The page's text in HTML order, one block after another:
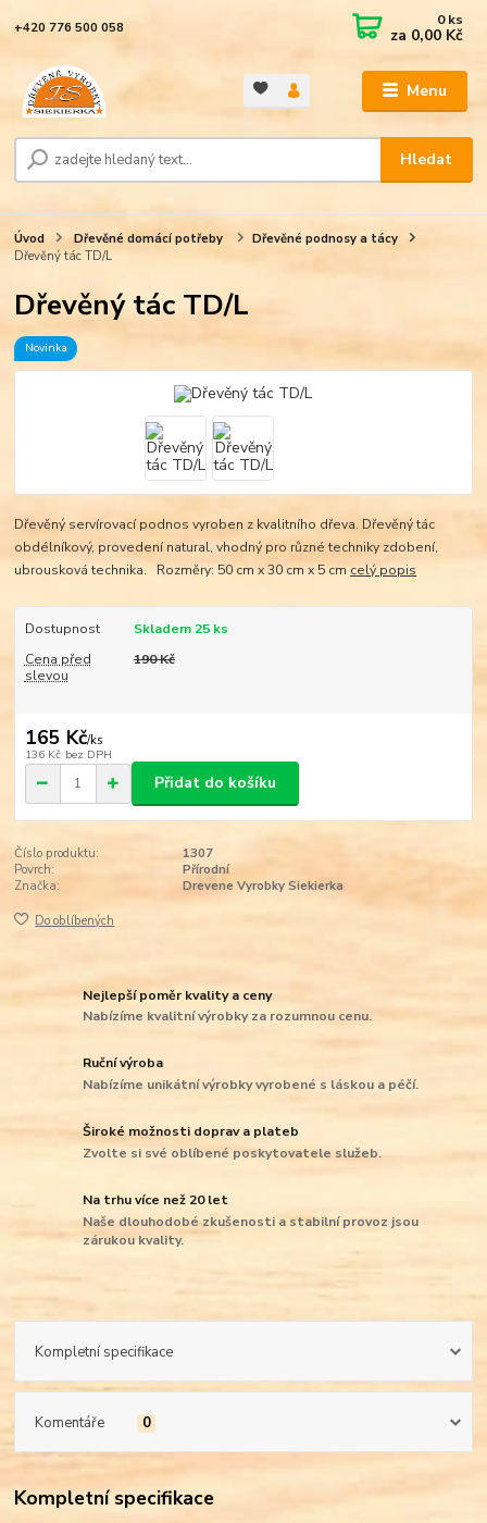
Menu
Hledat
+420 776 500 058 0ks
za 0,00 Kč
Úvod Dřevěné domácí potřeby
Dřevěné podnosy a tácy
Dřevěný tác TD/L
Dřevěný tác TD/L
Novinka
Dřevěný servírovací podnos vyroben z kvalitního dřeva. Dřevěný tác
obdélníkový, provedení natural, vhodný pro různé techniky zdobení,
ubrousková technika. Rozměry: 50 cm x 30 cm x 5 cm celý popis
Dostupnost
Skladem 25 ks
Cena před
slevou
190 Kč
165 Kč/ks
136 Kč bez DPH
Přidat do košíku
Číslo produktu:
1307
Povrch:
Přírodní
Značka:
Drevene Vyrobky Siekierka
Do oblíbených
Nejlepší poměr kvality a ceny
Nabízíme kvalitní výrobky za rozumnou cenu.
Ruční výroba
Nabízíme unikátní výrobky vyrobené s láskou a péčí.
Široké možnosti doprav a plateb
Zvolte si své oblíbené poskytovatele služeb.
Na trhu více než 20 let
Naše dlouhodobé zkušenosti a stabilní provoz jsou
zárukou kvality.
Kompletní specifikace
Komentáře 0
Kompletní specifikace